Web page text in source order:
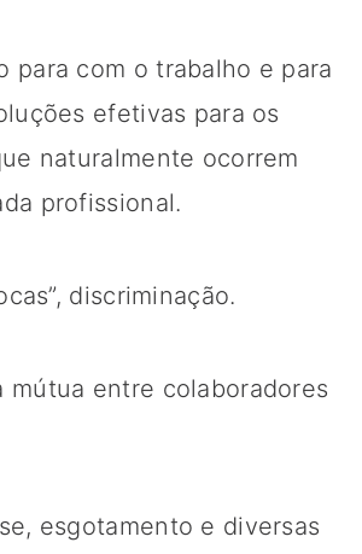
para com o trabalho e para
efetivas para os
naturalmente ocorrem
profissional.
discriminação.
mútua entre colaboradores
esgotamento e diversas